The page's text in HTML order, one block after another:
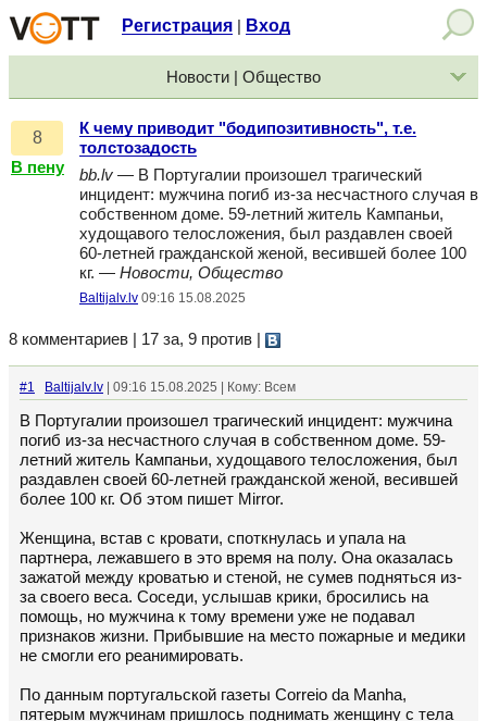
Регистрация Вход
Новости | Общество
8
В пену
К чему приводит "бодипозитивность", т.е.
толстозадость
bb.lv — В Португалии произошел трагический
инцидент: мужчина погиб из-за несчастного случая в
собственном доме. 59-летний житель Кампаньи,
худощавого телосложения, был раздавлен своей
60-летней гражданской женой, весившей более 100
кг. — Новости, Общество
Baltijalv.lv 09:16 15.08.2025
8 комментариев | 17 за, 9 против
#1 Baltijalv.lv | 09:16 15.08.2025 | Кому: Всем
В Португалии произошел трагический инцидент: мужчина
погиб из-за несчастного случая в собственном доме. 59-
летний житель Кампаньи, худощавого телосложения, был
раздавлен своей 60-летней гражданской женой, весившей
более 100 кг. Об этом пишет Mirror.
Женщина, встав с кровати, споткнулась и упала на
партнера, лежавшего в это время на полу. Она оказалась
зажатой между кроватью и стеной, не сумев подняться из-
за своего веса. Соседи, услышав крики, бросились на
помощь, но мужчина к тому времени уже не подавал
признаков жизни. Прибывшие на место пожарные и медики
не смогли его реанимировать.
По данным португальской газеты Correio da Manha,
пятерым мужчинам пришлось поднимать женщину с тела